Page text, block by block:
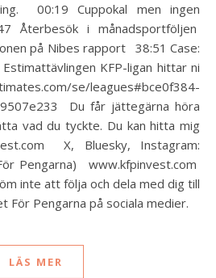
00:19 Cuppokal men ingen
Återbesök i månadsportföljen
på Nibes rapport 38:51 Case:
KFP-ligan hittar ni
se/leagues#bce0f384-
Du får jättegärna höra
vad du tyckte. Du kan hitta mig
X, Bluesky, Instagram:
Pengarna) www.kfpinvest.com
inte att följa och dela med dig till
För Pengarna på sociala medier.
LÄS MER